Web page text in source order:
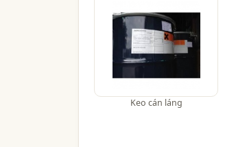
Keo cán láng